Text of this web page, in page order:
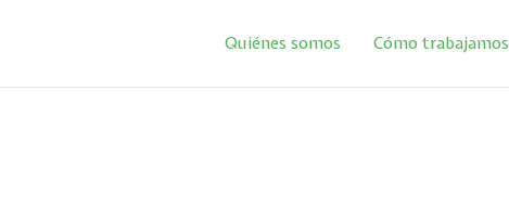
Quiénes somos Cómo trabajamos